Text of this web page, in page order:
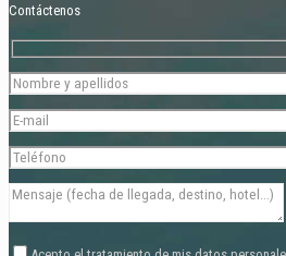
Contáctenos